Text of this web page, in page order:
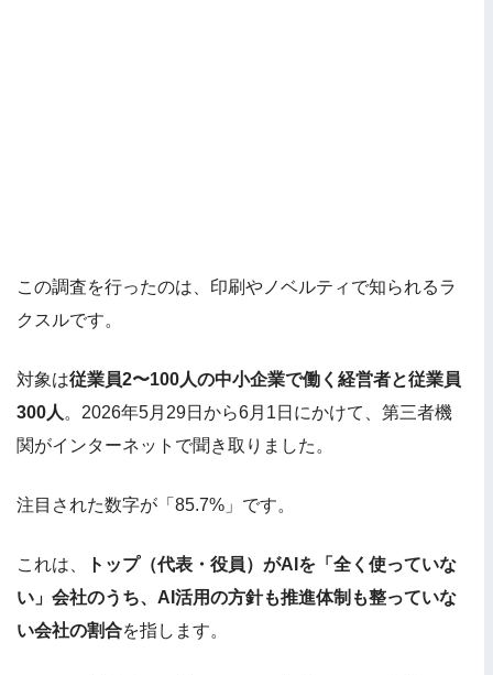
この調査を行ったのは、印刷やノベルティで知られるラ
クスルです。
対象は従業員2〜100人の中小企業で働く経営者と従業員
300人 。2026年5月29日から6月1日にかけて、第三者機
関がインターネットで聞き取りました。
注目された数字が「85.7%」です。
これは、
トップ（代表・役員）がAIを「全く使っていな
い」会社のうち、AI活用の方針も推進体制も整っていな
い会社の割合を指します。